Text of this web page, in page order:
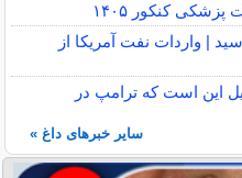
کنکور ۱۴۰۵
بشکه رسید | واردات نفت آمریکا از
این است که ترامپ در
سایر خبرهای داغ »